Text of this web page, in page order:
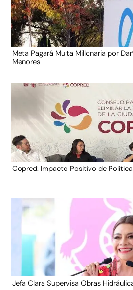
Meta Pagará Multa Millonaria por
Menores
Copred: Impacto Positivo de
Jefa Clara Supervisa Obras